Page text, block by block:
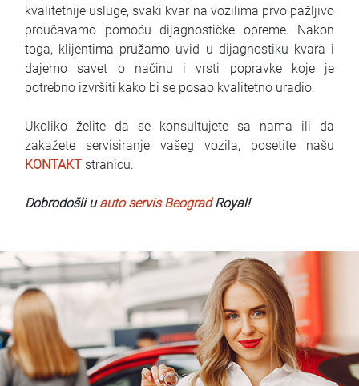
kvalitetnije usluge, svaki kvar na vozilima prvo pažljivo
proučavamo pomoću dijagnostičke opreme. Nakon
toga, klijentima pružamo uvid u dijagnostiku kvara i
dajemo savet o načinu i vrsti popravke koje je
potrebno izvršiti kako bi se posao kvalitetno uradio.
Ukoliko želite da se konsultujete sa nama ili da
zakažete servisiranje vašeg vozila, posetite našu
KONTAKT stranicu.
Dobrodošli uauto servis BeogradRoyal!